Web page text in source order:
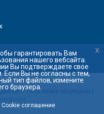
| Все права защищены |
гарантировать Вам
нашего вебсайта.
Вы подтверждаете свое
Если Вы не согласны с тем,
тип файлов, измените
браузера.
Cookie соглашение
x